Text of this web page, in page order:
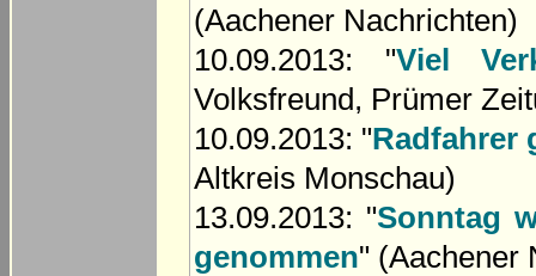
(Aachener Nachrichten)
10.09.2013: "Viel
Volksfreund, Prümer
10.09.2013: "Radfahrer
Altkreis Monschau)
13.09.2013: "Sonntag
genommen" (Aachener